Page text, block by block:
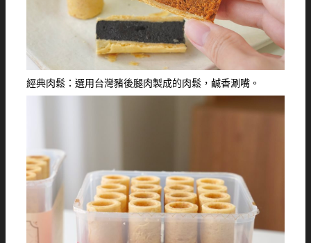
經典肉鬆：選用台灣豬後腿肉製成的肉鬆，鹹香涮嘴。